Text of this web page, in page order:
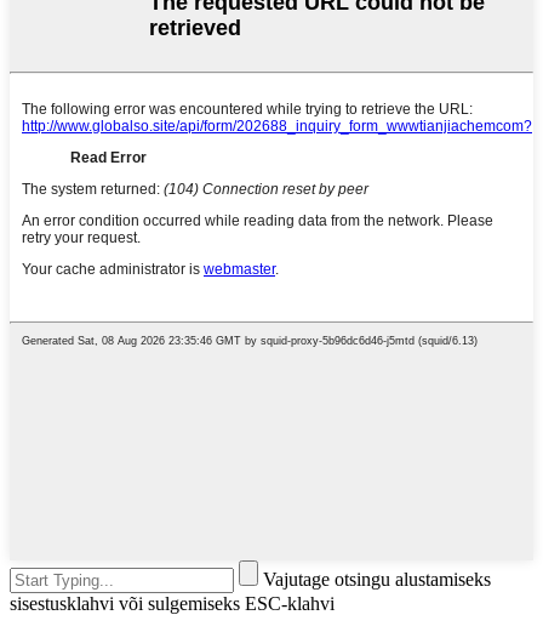
Vajutage otsingu alustamiseks
sisestusklahvi või sulgemiseks ESC-klahvi